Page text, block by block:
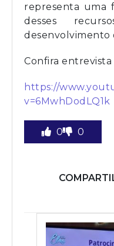
representa uma
desses
desenvolvimento
Confira
https://
v=6MwhDodLQ1k
0 0